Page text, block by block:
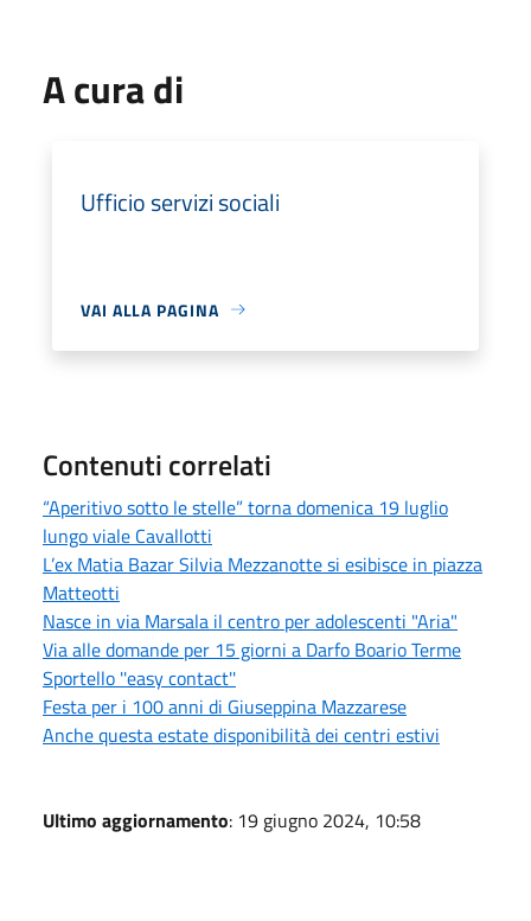
A cura di
Ufficio servizi sociali
VAI ALLA PAGINA
Contenuti correlati
“Aperitivo sotto le stelle” torna domenica 19 luglio
lungo viale Cavallotti
L’ex Matia Bazar Silvia Mezzanotte si esibisce in piazza
Matteotti
Nasce in via Marsala il centro per adolescenti "Aria"
Via alle domande per 15 giorni a Darfo Boario Terme
Sportello ''easy contact''
Festa per i 100 anni di Giuseppina Mazzarese
Anche questa estate disponibilità dei centri estivi
Ultimo aggiornamento: 19 giugno 2024, 10:58